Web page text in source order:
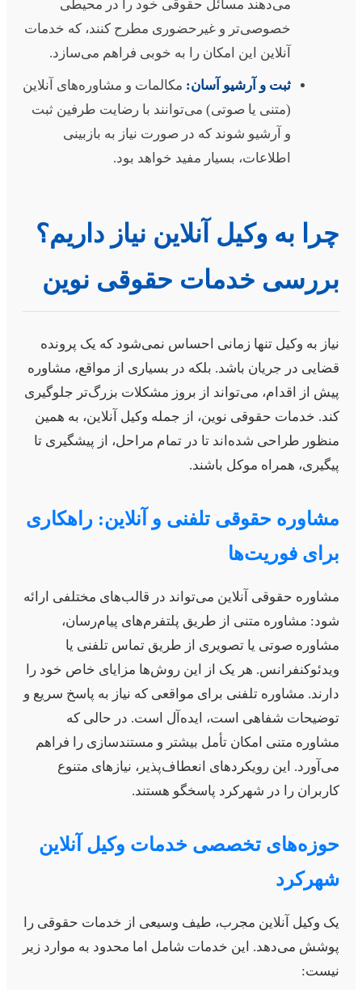
می‌دهند مسائل حقوقی خود را در محیطی
خصوصی‌تر و غیرحضوری مطرح کنند، که خدمات
آنلاین این امکان را به خوبی فراهم می‌سازد.
ثبت و آرشیو آسان:مکالمات و مشاوره‌های آنلاین
(متنی یا صوتی) می‌توانند با رضایت طرفین ثبت
و آرشیو شوند که در صورت نیاز به بازبینی
اطلاعات، بسیار مفید خواهد بود.
به وکیل آنلاین نیاز داریم؟
خدمات حقوقی نوین
به وکیل تنها زمانی احساس نمی‌شود که یک پرونده
در جریان باشد. بلکه در بسیاری از مواقع، مشاوره
از اقدام، می‌تواند از بروز مشکلات بزرگ‌تر جلوگیری
خدمات حقوقی نوین، از جمله وکیل آنلاین، به همین
طراحی شده‌اند تا در تمام مراحل، از پیشگیری تا
همراه موکل باشند.
حقوقی تلفنی و آنلاین: راهکاری
فوریت‌ها
حقوقی آنلاین می‌تواند در قالب‌های مختلفی ارائه
مشاوره متنی از طریق پلتفرم‌های پیام‌رسان،
صوتی یا تصویری از طریق تماس تلفنی یا
هر یک از این روش‌ها مزایای خاص خود را
مشاوره تلفنی برای مواقعی که نیاز به پاسخ سریع و
شفاهی است، ایده‌آل است. در حالی که
متنی امکان تأمل بیشتر و مستندسازی را فراهم
این رویکردهای انعطاف‌پذیر، نیازهای متنوع
را در شهرکرد پاسخگو هستند.
تخصصی خدمات وکیل آنلاین
وکیل آنلاین مجرب، طیف وسیعی از خدمات حقوقی را
می‌دهد. این خدمات شامل اما محدود به موارد زیر